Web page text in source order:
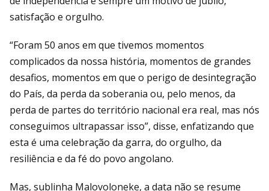
satisfação e orgulho.
“Foram 50 anos em que tivemos momentos
complicados da nossa história, momentos de grandes
desafios, momentos em que o perigo de desintegração
do País, da perda da soberania ou, pelo menos, da
perda de partes do território nacional era real, mas nós
conseguimos ultrapassar isso”, disse, enfatizando que
esta é uma celebração da garra, do orgulho, da
resiliência e da fé do povo angolano.
Mas, sublinha Malovoloneke, a data não se resume